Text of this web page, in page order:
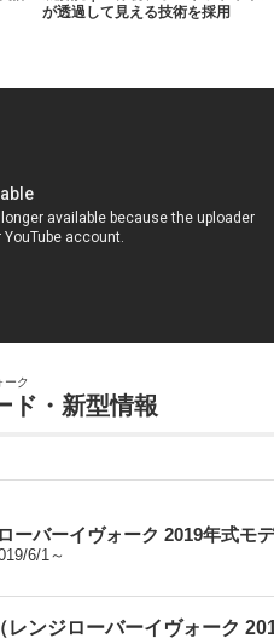
が透過して見える技術を採用
ーク
ド・新型情報
ーバーイヴォーク 2019年式モ
6/1～
ンジローバーイヴォーク